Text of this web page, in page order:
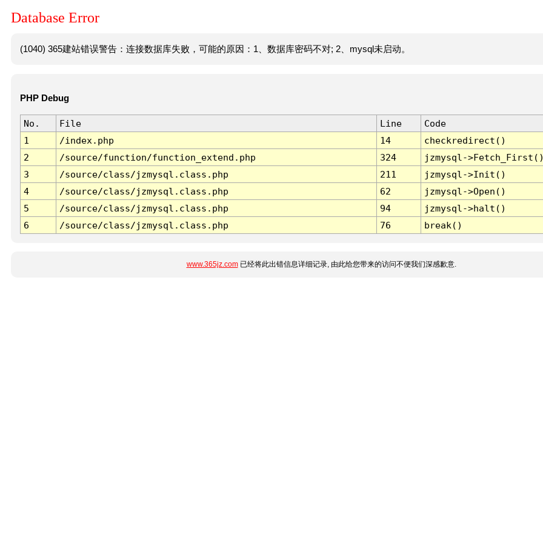
Database Error
(1040) 365建站错误警告：连接数据库失败，可能的原因：1、数据库密码不对; 2、mysql未启动。
PHP Debug
No. File Line
Code
1
/index.php 14
checkredirect()
2
/source/function/function_extend.php 324
jzmysql-
3
/source/class/jzmysql.class.php 211
jzmysql->Init()
4
/source/class/jzmysql.class.php 62
jzmysql->Open()
5
/source/class/jzmysql.class.php 94
jzmysql->halt()
6
/source/class/jzmysql.class.php 76 break()
www.365jz.com已经将此出错信息详细记录, 由此给您带来的访问不便我们深感歉意.